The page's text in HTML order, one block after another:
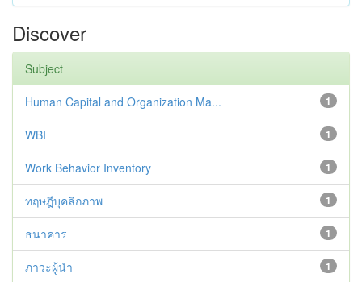
Discover
Subject
1
Human Capital and Organization Ma...
1
WBI
1
Work Behavior Inventory
1
ทฤษฎีบุคลิกภาพ
1
ธนาคาร
1
ภาวะผู้นำ